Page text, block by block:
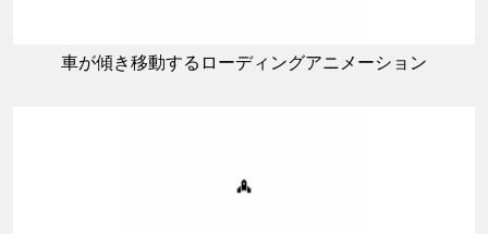
車が傾き移動するローディングアニメーション